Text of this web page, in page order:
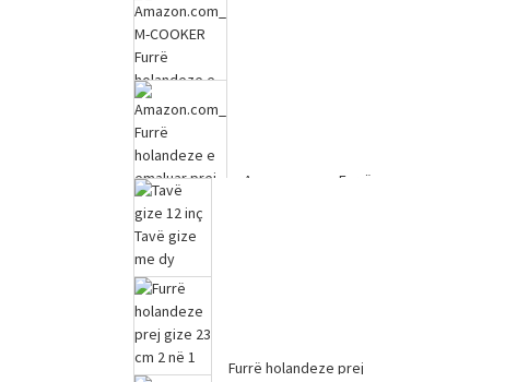
Amazon.com_ Furrë
Furrë holandeze prej